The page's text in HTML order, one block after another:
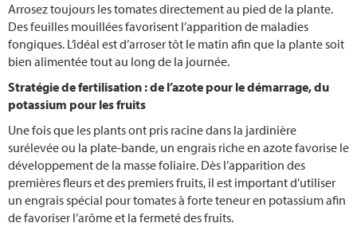
Arrosez toujours les tomates directement au pied de la plante.
Des feuilles mouillées favorisent l’apparition de maladies
fongiques. L’idéal est d’arroser tôt le matin afin que la plante soit
bien alimentée tout au long de la journée.
Stratégie de fertilisation : de l’azote pour le démarrage, du
potassium pour les fruits
Une fois que les plants ont pris racine dans la jardinière
surélevée ou la plate-bande, un engrais riche en azote favorise le
développement de la masse foliaire. Dès l’apparition des
premières fleurs et des premiers fruits, il est important d’utiliser
un engrais spécial pour tomates à forte teneur en potassium afin
de favoriser l’arôme et la fermeté des fruits.